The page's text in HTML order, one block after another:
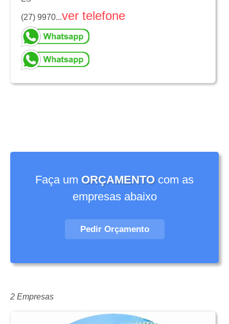
(27) 9970...ver telefone
Faça um ORÇAMENTOcom as
empresas abaixo
Pedir Orçamento
2 Empresas